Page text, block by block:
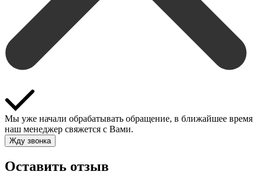
Мы уже начали обрабатывать обращение, в ближайшее время
наш менеджер свяжется с Вами.
Жду звонка
Оставить отзыв